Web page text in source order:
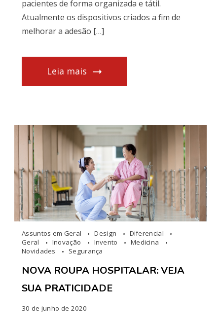
pacientes de forma organizada e tátil.
Atualmente os dispositivos criados a fim de
melhorar a adesão […]
Leia mais
Assuntos em Geral Design
Diferencial
Geral
Inovação Invento
Medicina
Novidades
Segurança
NOVA ROUPA HOSPITALAR: VEJA
SUA PRATICIDADE
30 de junho de 2020